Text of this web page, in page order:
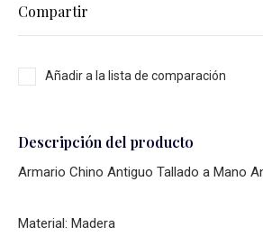
Compartir
Añadir a la lista de comparación
Descripción del producto
Armario Chino Antiguo Tallado a Mano
Material: Madera